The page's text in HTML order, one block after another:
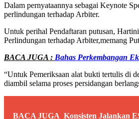
Dalam pernyataannya sebagai Keynote
perlindungan terhadap Arbiter.
Untuk perihal Pendaftaran putusan,
Perlindungan terhadap Arbiter,memang
BACA JUGA : Bahas Perkembangan
“Untuk Pemeriksaan alat bukti tertulis di
diambil selama proses persidangan
BACA JUGA Konsisten Jalankan